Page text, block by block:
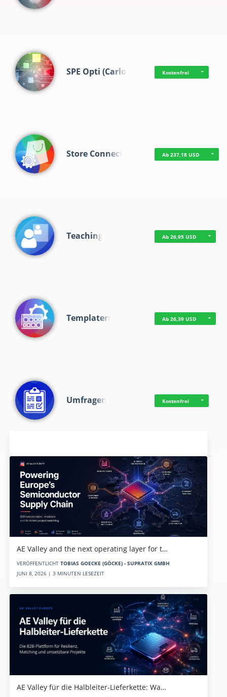
SPE Opti (Carlo) Kostenfrei
Store Connect Ab 237,18 USD
Teaching Ab 26,95 USD
Templaterr Ab 26,39 USD
Umfragen Kostenfrei
AE Valley and the next operating layer for t…
VERÖFFENTLICHT TOBIAS GOECKE (GÖCKE) - SUPRATIX GMBH
JUNI 8, 2026 | 3 MINUTEN LESEZEIT
AE Valley für die Halbleiter-Lieferkette: Wa…